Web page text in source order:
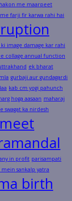
me maarpeet
me farji fir karwa rahi hai
image damage kar rahi
collage annual function
ek bharat
gurbaji aur gundagardi
kab cm yogi pahunch
hoga aasaan maharaj
swagat ka nirdesh
in profit parisampati
sankalp yatra
birth